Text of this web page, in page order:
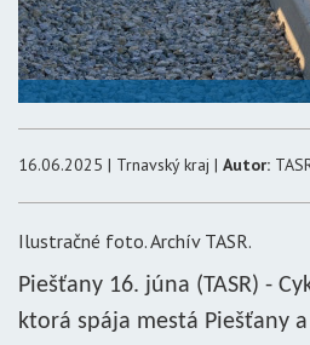
16.06.2025 | Trnavský kraj | Autor:
Ilustračné foto. Archív TASR.
Piešťany 16. júna (TASR) -
ktorá spája mestá Piešťany